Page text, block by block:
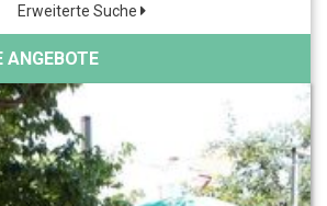
Erweiterte Suche
ANGEBOTE